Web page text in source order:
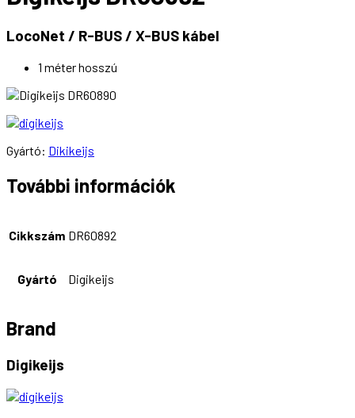
LocoNet / R-BUS / X-BUS kábel
1 méter hosszú
Gyártó: Dikikeijs
További információk
Cikkszám DR60892
Gyártó Digikeijs
Brand
Digikeijs